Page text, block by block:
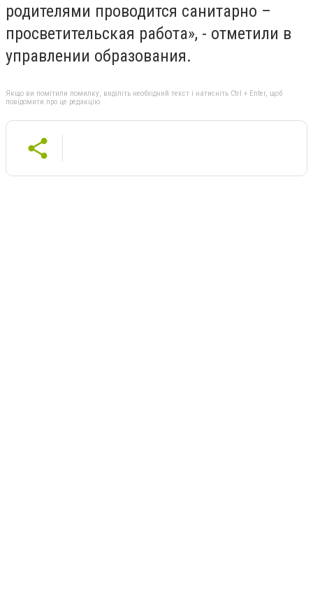
родителями проводится санитарно –
просветительская работа», - отметили в
управлении образования.
Якщо ви помітили помилку, виділіть необхідний текст і натисніть Ctrl + Enter, щоб
повідомити про це редакцію